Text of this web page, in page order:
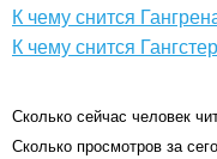
К чему снится
К чему снится Гангстер
Сколько сейчас человек
Сколько просмотров за